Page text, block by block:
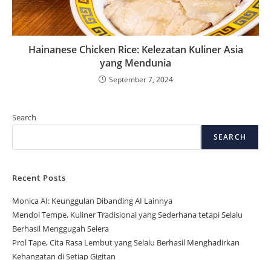
Hainanese Chicken Rice: Kelezatan Kuliner Asia
yang Mendunia
September 7, 2024
Search
SEARCH
Recent Posts
Monica AI: Keunggulan Dibanding AI Lainnya
Mendol Tempe, Kuliner Tradisional yang Sederhana tetapi Selalu
Berhasil Menggugah Selera
Prol Tape, Cita Rasa Lembut yang Selalu Berhasil Menghadirkan
Kehangatan di Setiap Gigitan